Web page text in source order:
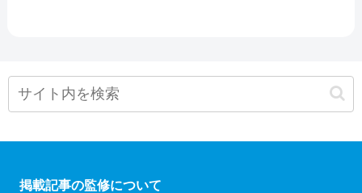
掲載記事の監修について